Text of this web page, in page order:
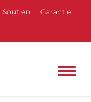
Soutien
Garantie